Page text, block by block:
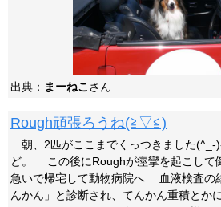
出典： まーねこ さん
Rough頑張ろうね(≧▽≦)
朝、2匹がここまでくっつきました
ど。 この後にRoughが痙攣を起こし
急いで帰宅して動物病院へ 血液検査の
んかん」と診断され、てんかん重積とか